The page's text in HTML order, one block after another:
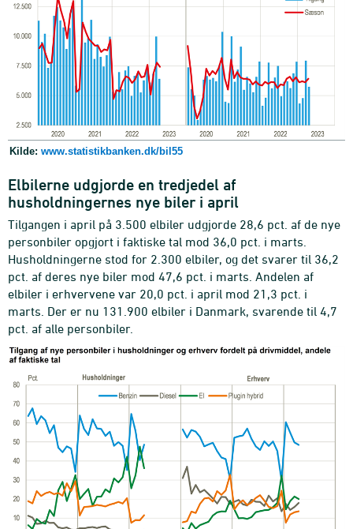
Kilde: www.statistikbanken.dk/bil55
Elbilerne udgjorde en tredjedel af
husholdningernes nye biler i april
Tilgangen i april på 3.500 elbiler udgjorde 28,6 pct. af de nye
personbiler opgjort i faktiske tal mod 36,0 pct. i marts.
Husholdningerne stod for 2.300 elbiler, og det svarer til 36,2
pct. af deres nye biler mod 47,6 pct. i marts. Andelen af
elbiler i erhvervene var 20,0 pct. i april mod 21,3 pct. i
marts. Der er nu 131.900 elbiler i Danmark, svarende til 4,7
pct. af alle personbiler.